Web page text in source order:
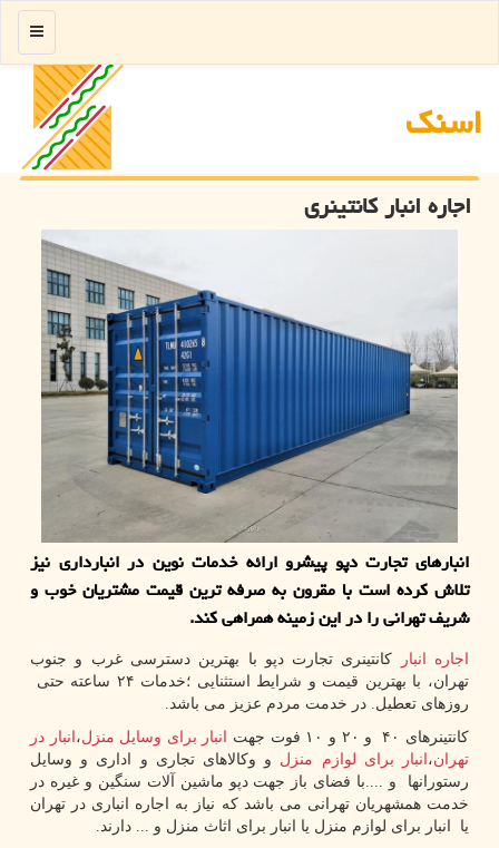
اسنك
منو
اجاره انبار كانتینری
انبارهای تجارت دپو پیشرو ارائه خدمات نوین در انبارداری نیز
تلاش كرده است با مقرون به صرفه ترین قیمت مشتریان خوب و
شریف تهرانی را در این زمینه همراهی كند.
اجاره انبار
كانتینری تجارت دپو با بهترین دسترسی غرب و جنوب
تهران، با بهترین قیمت و شرایط استثنایی ؛خدمات ۲۴ ساعته حتی
روزهای تعطیل. در خدمت مردم عزیز می باشد.
کانتینرهای ۴۰ و ۲۰ و ۱۰ فوت جهت
انبار برای وسایل منزل،انبار در
تهران،انبار برای لوازم منزل و وکالاهای تجاری و اداری و وسایل
رستورانها و ....با فضای باز جهت دپو ماشین آلات سنگین و غیره در
خدمت همشهریان تهرانی می باشد که نیاز به اجاره انباری در تهران
یا انبار برای لوازم منزل یا انبار برای اثاث منزل و ... دارند.